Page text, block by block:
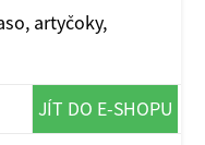
artyčoky,
JÍT DO E-SHOPU